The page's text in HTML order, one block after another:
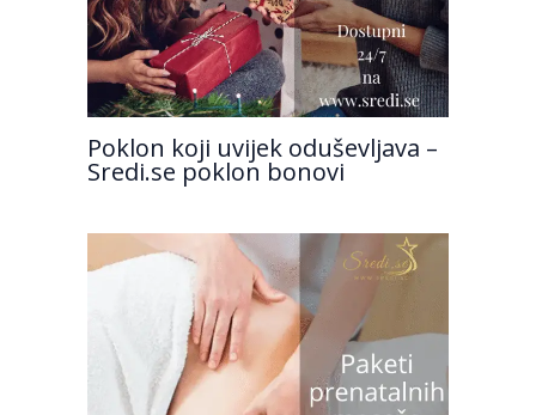
Poklon koji uvijek oduševljava –
Sredi.se poklon bonovi